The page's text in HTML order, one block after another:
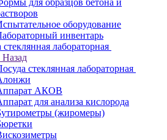
для образцов бетона и
оборудование
инвентарь
лабораторная
Назад
стеклянная лабораторная
АКОВ
для анализа кислорода
(жиромеры)